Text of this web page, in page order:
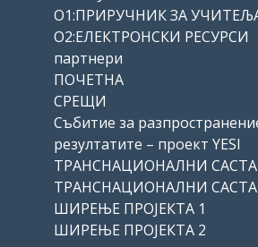
О1:ПРИРУЧНИК ЗА
О2:ЕЛЕКТРОНСКИ РЕСУРСИ
партнери
ПОЧЕТНА
СРЕЩИ
Събитие за
резултатите – проект YESI
ТРАНСНАЦИОНАЛНИ
ТРАНСНАЦИОНАЛНИ
ШИРЕЊЕ ПРОЈЕКТА 1
ШИРЕЊЕ ПРОЈЕКТА 2